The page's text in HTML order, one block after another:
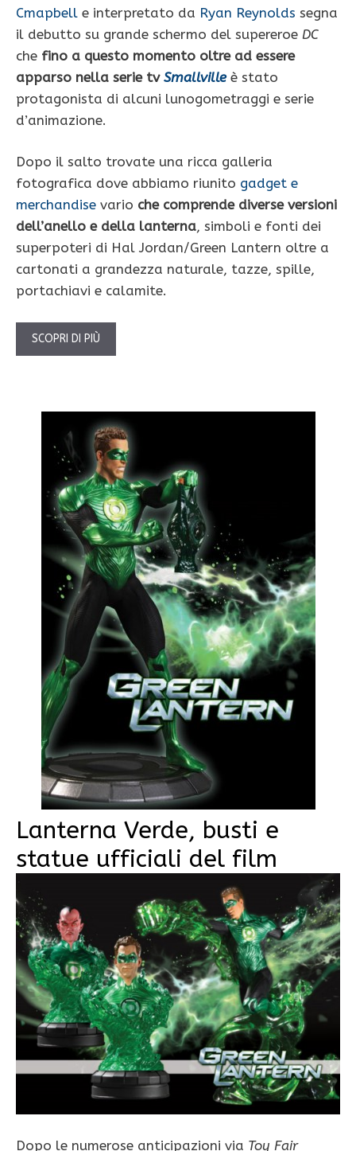
Cmapbell e interpretato da Ryan Reynolds segna
il debutto su grande schermo del supereroe DC
che fino a questo momento oltre ad essere
apparso nella serie tv Smallvilleè stato
protagonista di alcuni lunogometraggi e serie
d’animazione.
Dopo il salto trovate una ricca galleria
fotografica dove abbiamo riunito gadget e
merchandise vario che comprende diverse versioni
dell’anello e della lanterna, simboli e fonti dei
superpoteri di Hal Jordan/Green Lantern oltre a
cartonati a grandezza naturale, tazze, spille,
portachiavi e calamite.
SCOPRI DI PIÙ
Lanterna Verde, busti e
statue ufficiali del film
Dopo le numerose anticipazioni via Toy Fair